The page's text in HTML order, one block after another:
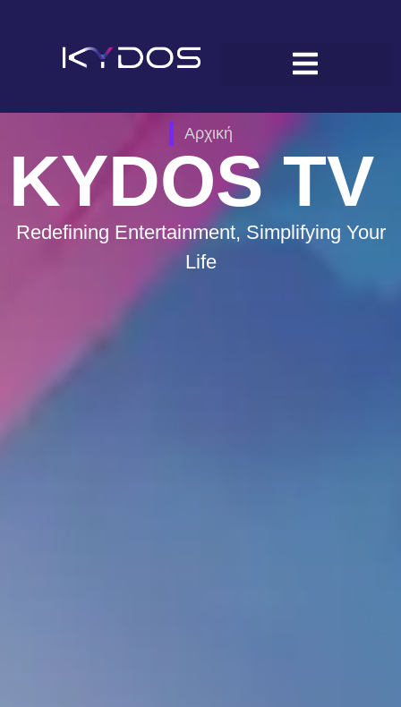
Αρχική
KYDOS TV
Redefining Entertainment, Simplifying Your
Life